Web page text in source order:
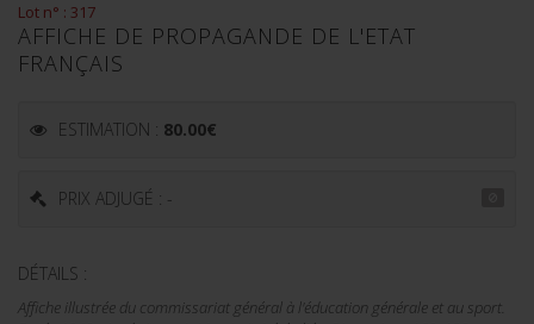
Lot n° : 317
AFFICHE DE PROPAGANDE DE L'ETAT
FRANÇAIS
ESTIMATION : 80.00€
PRIX ADJUGÉ : -
DÉTAILS :
Affiche illustrée du commissariat général à l'éducation générale et au sport.